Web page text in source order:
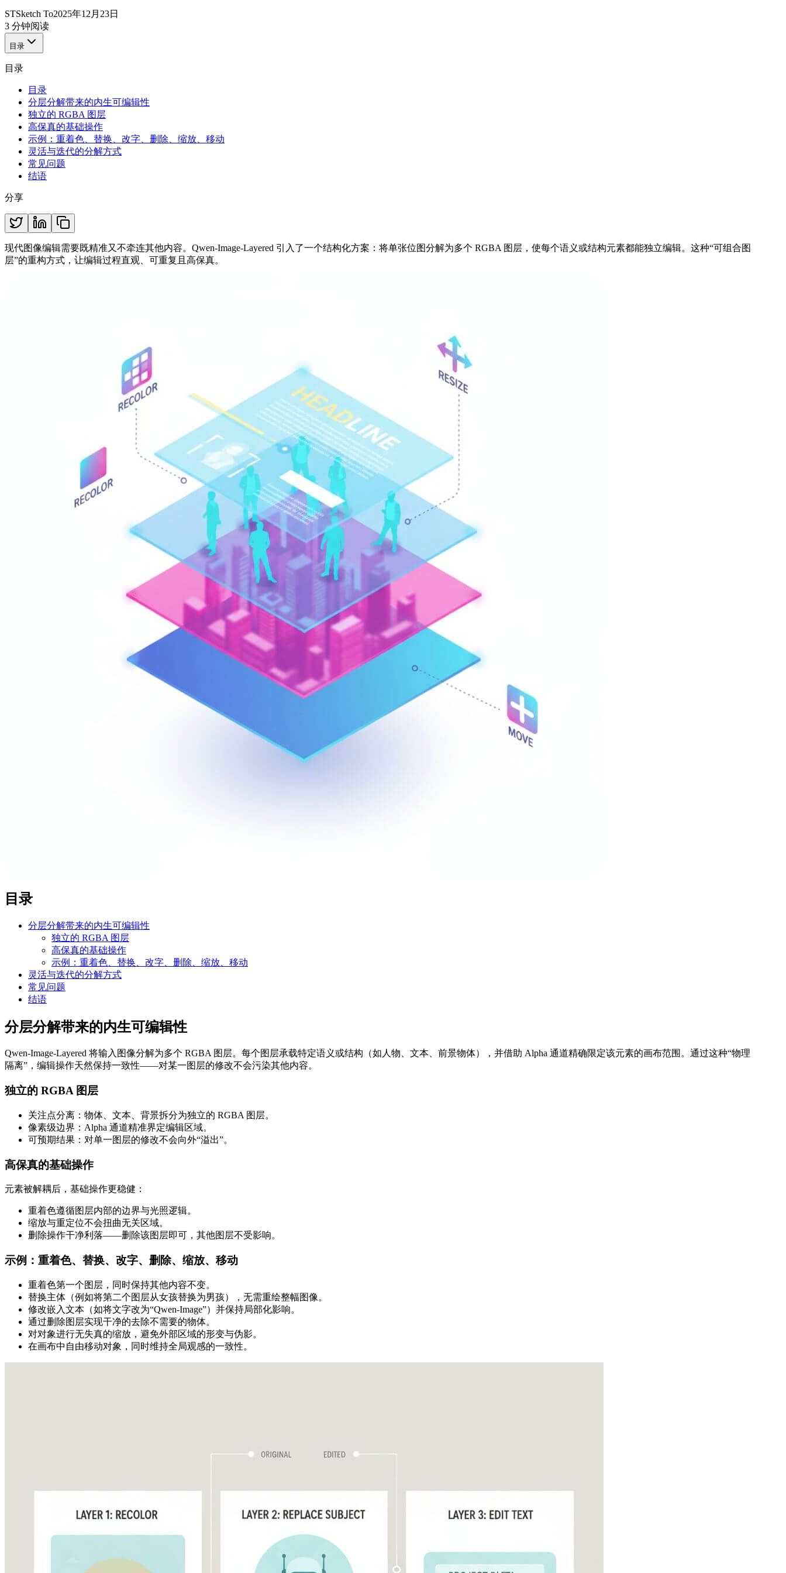
STSketch To2025年12月23日
3 分钟阅读
目录
目录
目录
分层分解带来的内生可编辑性
独立的 RGBA 图层
高保真的基础操作
示例：重着色、替换、改字、删除、缩放、移动
灵活与迭代的分解方式
常见问题
结语
分享
现代图像编辑需要既精准又不牵连其他内容。Qwen-Image-Layered 引入了一个结构化方案：将单张位图分解为多个 RGBA 图层，使每个语义或结构元素都能独立编辑。这种“可组合图
层”的重构方式，让编辑过程直观、可重复且高保真。
目录
分层分解带来的内生可编辑性
独立的 RGBA 图层
高保真的基础操作
示例：重着色、替换、改字、删除、缩放、移动
灵活与迭代的分解方式
常见问题
结语
分层分解带来的内生可编辑性
Qwen-Image-Layered 将输入图像分解为多个 RGBA 图层。每个图层承载特定语义或结构（如人物、文本、前景物体），并借助 Alpha 通道精确限定该元素的画布范围。通过这种“物理
隔离”，编辑操作天然保持一致性——对某一图层的修改不会污染其他内容。
独立的 RGBA 图层
关注点分离：物体、文本、背景拆分为独立的 RGBA 图层。
像素级边界：Alpha 通道精准界定编辑区域。
可预期结果：对单一图层的修改不会向外“溢出”。
高保真的基础操作
元素被解耦后，基础操作更稳健：
重着色遵循图层内部的边界与光照逻辑。
缩放与重定位不会扭曲无关区域。
删除操作干净利落——删除该图层即可，其他图层不受影响。
示例：重着色、替换、改字、删除、缩放、移动
重着色第一个图层，同时保持其他内容不变。
替换主体（例如将第二个图层从女孩替换为男孩），无需重绘整幅图像。
修改嵌入文本（如将文字改为“Qwen-Image”）并保持局部化影响。
通过删除图层实现干净的去除不需要的物体。
对对象进行无失真的缩放，避免外部区域的形变与伪影。
在画布中自由移动对象，同时维持全局观感的一致性。